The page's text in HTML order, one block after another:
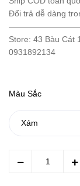
Đổi trả dễ dàng
Store: 43 Bàu Cát
0931892134
Màu Sắc